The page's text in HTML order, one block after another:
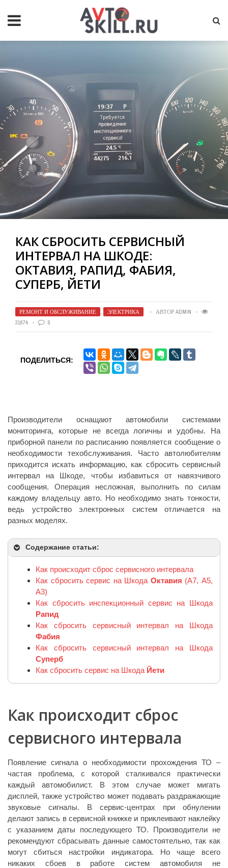
КАК СБРОСИТЬ СЕРВИСНЫЙ
ИНТЕРВАЛ НА ШКОДЕ:
ОКТАВИЯ, РАПИД, ФАБИЯ,
СУПЕРБ, ЙЕТИ
РЕМОНТ И ОБСЛУЖИВАНИЕ , ЭЛЕКТРИКА АВТОР ADMIN
31674
0
ПОДЕЛИТЬСЯ:
Производители оснащают автомобили системами
мониторинга, которые не всегда логичны и удобны. На
приборной панели по расписанию появляется сообщение о
необходимости техобслуживания. Часто автолюбителям
приходится искать информацию, как сбросить сервисный
интервал на Шкоде, чтобы избавиться от навязчивого
сообщения. Операция несложная, выполнить по силам
каждому владельцу авто. Но необходимо знать тонкости,
ведь устройство электронных систем отличается на
разных моделях.
Содержание статьи:
Как происходит сброс сервисного интервала
Как сбросить сервис на Шкода Октавия (А7, А5,
А3)
Как сбросить инспекционный сервис на Шкода
Рапид
Как сбросить сервисный интервал на Шкода
Фабия
Как сбросить сервисный интервал на Шкода
Суперб
Как сбросить сервис на Шкода Йети
Как происходит сброс
сервисного интервала
Появление сигнала о необходимости прохождения ТО –
частая проблема, с которой сталкивался практически
каждый автомобилист. В этом случае может мигать
дисплей, также устройство может подавать раздражающие
звуковые сигналы. В сервис-центрах при обнулении
делают запись в сервисной книжке и приклеивают наклейку
с указанием даты последующего ТО. Производители не
рекомендуют сбрасывать данные самостоятельно, так как
могут сбиться настройки индикатора. Но чаще всего
никаких сбоев в работе систем автомобиля не